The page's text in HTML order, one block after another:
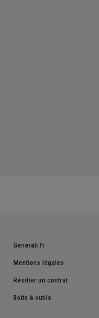
Generali.fr
Mentions légales
Résilier un contrat
Boite à outils